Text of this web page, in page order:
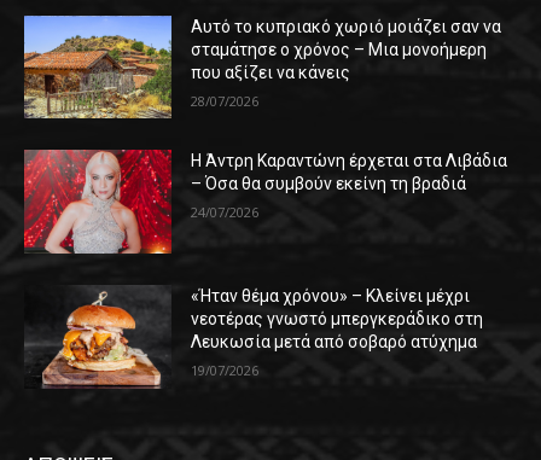
Αυτό το κυπριακό χωριό μοιάζει σαν να
σταμάτησε ο χρόνος – Μια μονοήμερη
που αξίζει να κάνεις
28/07/2026
Η Άντρη Καραντώνη έρχεται στα Λιβάδια
– Όσα θα συμβούν εκείνη τη βραδιά
24/07/2026
«Ήταν θέμα χρόνου» – Κλείνει μέχρι
νεοτέρας γνωστό μπεργκεράδικο στη
Λευκωσία μετά από σοβαρό ατύχημα
19/07/2026